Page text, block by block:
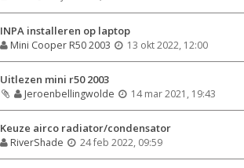
INPA installeren op laptop
Mini Cooper R50 2003 13 okt 2022, 12:00
Uitlezen mini r50 2003
Jeroenbellingwolde 14 mar 2021, 19:43
Keuze airco radiator/condensator
RiverShade 24 feb 2022, 09:59